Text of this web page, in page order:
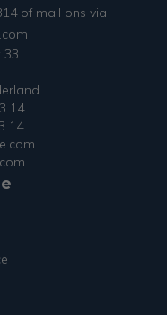
of mail ons via
33
14
14